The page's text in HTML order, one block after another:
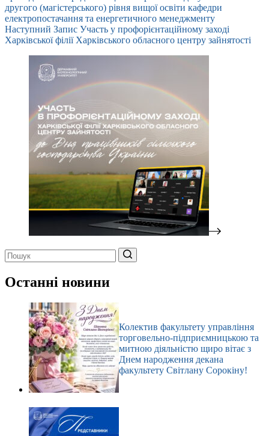
другого (магістерського) рівня вищої освіти кафедри
електропостачання та енергетичного менеджменту
Наступний Запис Участь у профорієнтаційному заході
Харківської філії Харківського обласного центру зайнятості
результатів
Останні новини
Колектив факультету управління
торговельно-підприємницькою та
митною діяльністю щиро вітає з
Днем народження декана
факультету Світлану Сорокіну!